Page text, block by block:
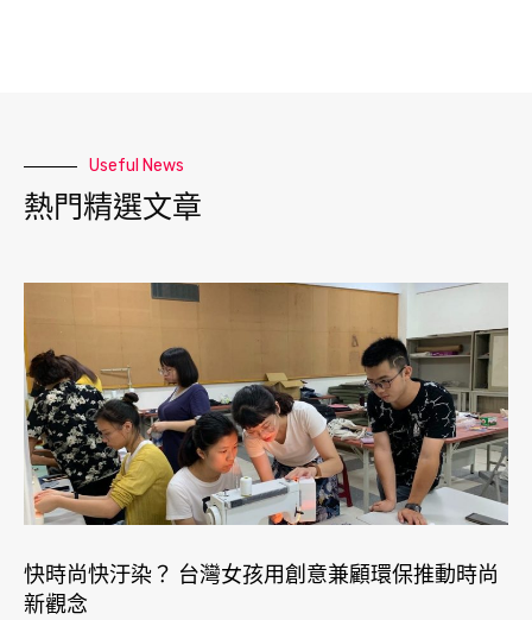
Useful News
熱門精選文章
快時尚快汙染？ 台灣女孩用創意兼顧環保推動時尚
新觀念